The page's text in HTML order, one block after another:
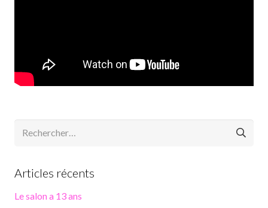
Rechercher :
Articles récents
Le salon a 13 ans